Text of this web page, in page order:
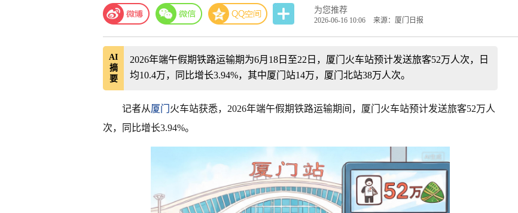
为您推荐
2026-06-16 10:06 来源：厦门日报
AI
摘
要
2026年端午假期铁路运输期为6月18日至22日，厦门火车站预计发送旅客52万人次，日
均10.4万，同比增长3.94%，其中厦门站14万，厦门北站38万人次。
记者从厦门 火车站获悉，2026年端午假期铁路运输期间，厦门火车站预计发送旅客52万人
次，同比增长3.94%。